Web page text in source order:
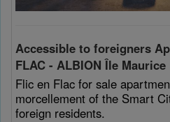
Accessible to foreigners
FLAC - ALBION Île Maurice
Flic en Flac for sale
morcellement of the Smart
foreign residents.